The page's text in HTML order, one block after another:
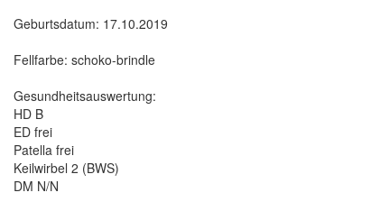
Geburtsdatum: 17.10.2019
Fellfarbe: schoko-brindle
Gesundheitsauswertung:
HD B
ED frei
Patella frei
Keilwirbel 2 (BWS)
DM N/N